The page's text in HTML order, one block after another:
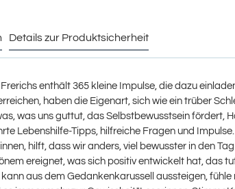
Details zur Produktsicherheit
enthält 365 kleine Impulse, die dazu
haben die Eigenart, sich wie ein trüber
was uns guttut, das Selbstbewusstsein
Lebenshilfe-Tipps, hilfreiche Fragen und
hilft, dass wir anders, viel bewusster in den
ereignet, was sich positiv entwickelt hat, das
aus dem Gedankenkarussell aussteigen,